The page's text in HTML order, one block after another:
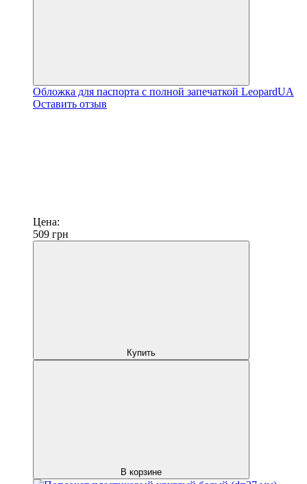
Обложка для паспорта с полной запечаткой LeopardUA
Оставить отзыв
Цена:
509 грн
Купить
В корзине